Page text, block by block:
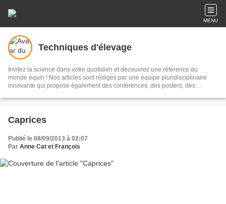
MENU
Techniques d'élevage
Invitez la science dans votre quotidien et découvrez une référence du
monde équin ! Nos articles sont rédigés par une équipe pluridisciplinaire
innovante qui propose également des conférences, des posters, des
Techniques d'élevage c'est plus de 2000 articles en accès totalement gratuit.
Facebook sur la page techniquesdelevage.
Caprices
Publié le 08/09/2013 à 02:07
Par Anne Cat et François